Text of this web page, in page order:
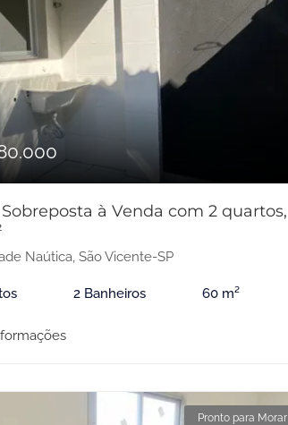
Sobreposta à Venda com 2 quartos,
Naútica, São Vicente-SP
2 Banheiros 60 m²
Pronto para Morar